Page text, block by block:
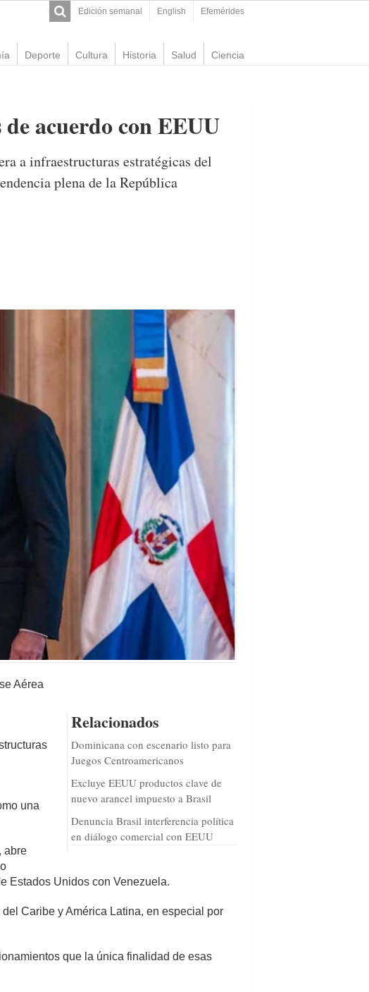
Edición semanal English Efemérides
Deporte Cultura Historia Salud Ciencia
acuerdo con EEUU
a infraestructuras estratégicas del
plena de la República
Relacionados
Dominicana con escenario listo para
Juegos Centroamericanos
Excluye EEUU productos clave de
nuevo arancel impuesto a Brasil
Denuncia Brasil interferencia política
en diálogo comercial con EEUU
Aérea
una
abre
Estados Unidos con Venezuela.
Caribe y América Latina, en especial por
que la única finalidad de esas